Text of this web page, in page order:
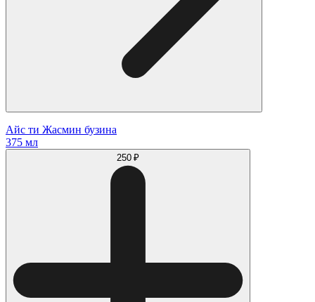
Айс ти Жасмин бузина
375 мл
250 ₽